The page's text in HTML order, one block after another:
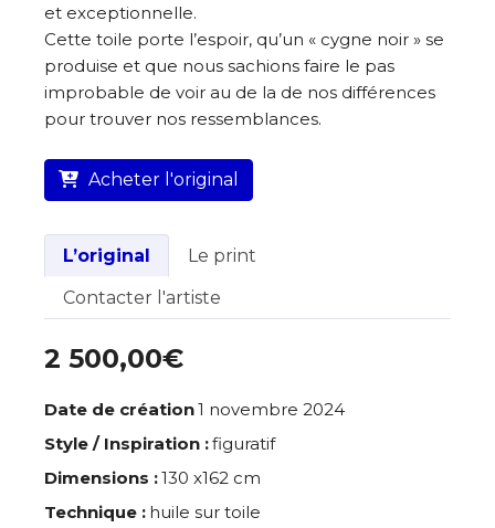
et exceptionnelle.
Cette toile porte l’espoir, qu’un « cygne noir » se
produise et que nous sachions faire le pas
improbable de voir au de la de nos différences
pour trouver nos ressemblances.
Acheter l'original
L’original
Le print
Contacter l'artiste
2 500,00€
Date de création1 novembre 2024
Style / Inspiration :figuratif
Dimensions :130 x162 cm
Technique : huile sur toile